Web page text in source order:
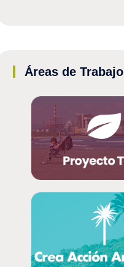
Áreas de Trabajo